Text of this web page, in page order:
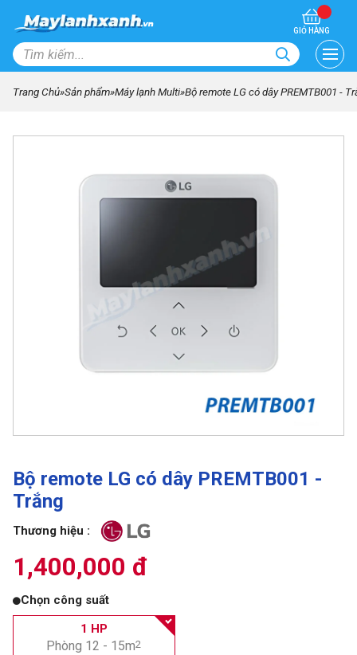
GIỎ HÀNG
Trang Chủ»Sản phẩm»Máy lạnh Multi»Bộ remote LG có dây PREMTB001 -
Bộ remote LG có dây PREMTB001 -
Trắng
Thương hiệu :
1,400,000 đ
Chọn công suất
1 HP
Phòng 12 - 15m2